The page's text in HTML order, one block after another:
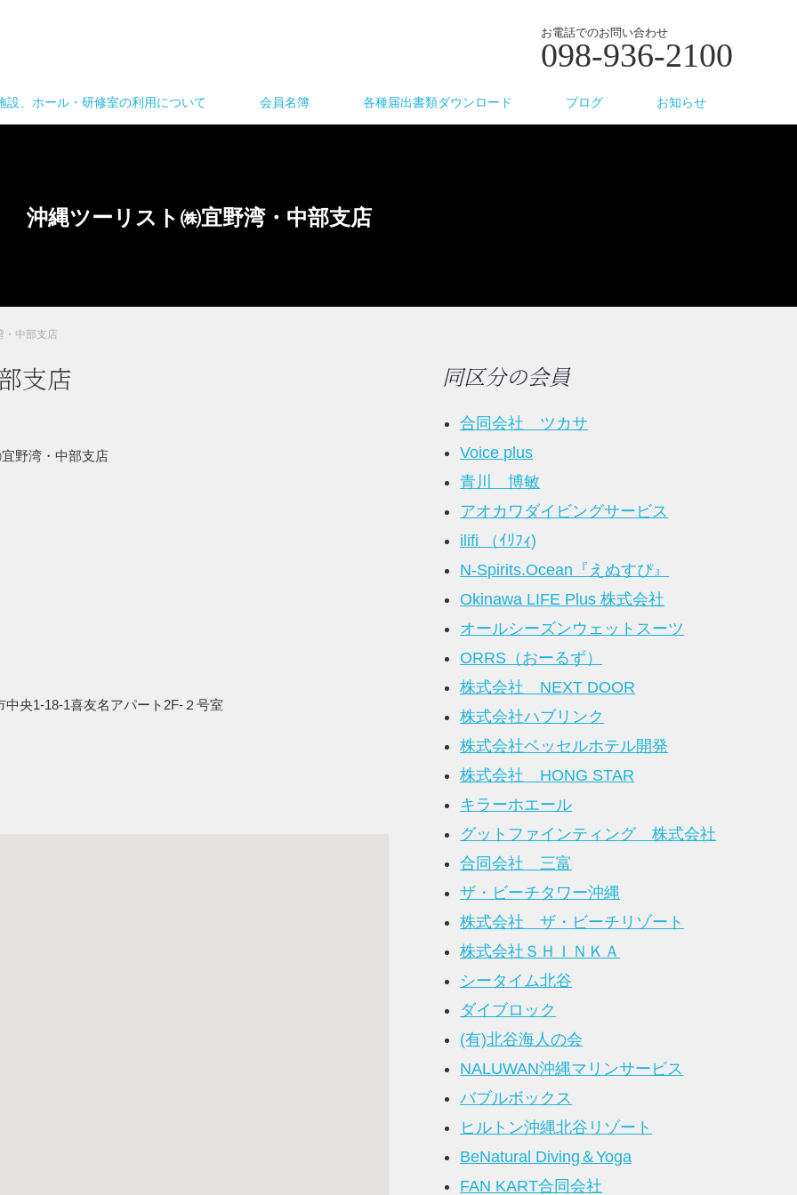
お電話でのお問い合わせ
098-936-2100
設、ホール・研修室の利用について 会員名簿 各種届出書類ダウンロード ブログ お知らせ
沖縄ツーリスト㈱宜野湾・中部支店
・中部支店
支店
野湾・中部支店
中央1-18-1喜友名アパート2F-２号室
同区分の会員
合同会社 ツカサ
Voice plus
青川 博敏
アオカワダイビングサービス
ilifi （ｲﾘﾌｨ)
N-Spirits.Ocean『えぬすぴ』
Okinawa LIFE Plus 株式会社
オールシーズンウェットスーツ
ORRS（おーるず）
株式会社 NEXT DOOR
株式会社ハブリンク
株式会社ベッセルホテル開発
株式会社 HONG STAR
キラーホエール
グットファインティング 株式会社
合同会社 三富
ザ・ビーチタワー沖縄
株式会社 ザ・ビーチリゾート
株式会社ＳＨＩＮＫＡ
シータイム北谷
ダイブロック
(有)北谷海人の会
NALUWAN沖縄マリンサービス
バブルボックス
ヒルトン沖縄北谷リゾート
BeNatural Diving＆Yoga
FAN KART合同会社